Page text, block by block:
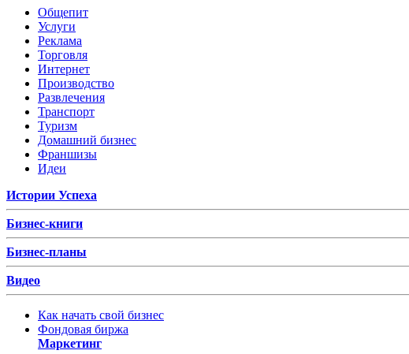
Общепит
Услуги
Реклама
Торговля
Интернет
Производство
Развлечения
Транспорт
Туризм
Домашний бизнес
Франшизы
Идеи
Истории Успеха
Бизнес-книги
Бизнес-планы
Видео
Как начать свой бизнес
Фондовая биржа
Маркетинг